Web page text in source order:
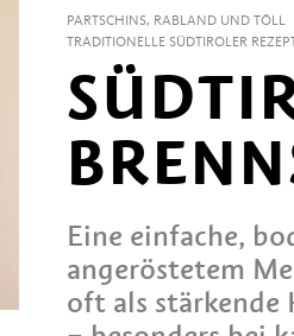
PARTSCHINS, RABLAND UND TÖLL
TRADITIONELLE SÜDTIROLER
Eine einfache,
angeröstetem
oft als stärkende